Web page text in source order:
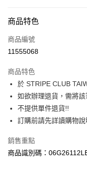
3 期 0 利率 每期
合作金庫商業銀行
上海商業儲蓄銀行
臺灣中小企業銀行
匯豐（台灣）商業銀行
聯邦商業銀行
元大商業銀行
玉山商業銀行
台灣樂天信用卡公司
超商取貨付款
LINE Pay
Apple Pay
街口支付
悠遊付
大哥付你分期
相關說明
商品特色
商品編號
11555068
商品特色
於 STRIPE CLUB
如欲辦理退貨，需將該
不提供單件退貨!!
訂購前請先詳讀購物
銷售重點
商品識別碼：